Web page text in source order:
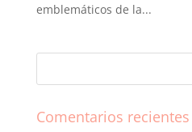
emblemáticos de la...
Comentarios recientes